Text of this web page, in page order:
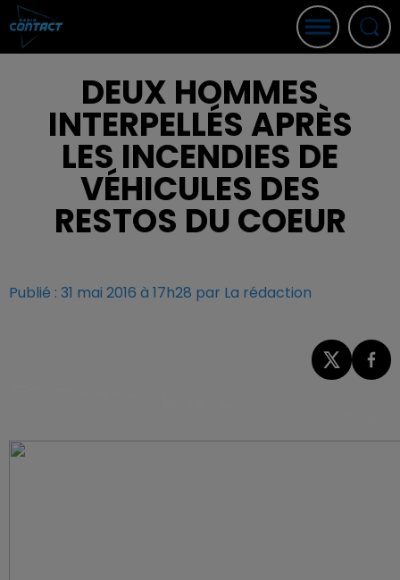
DEUX HOMMES
INTERPELLÉS APRÈS
LES INCENDIES DE
VÉHICULES DES
RESTOS DU COEUR
Publié : 31 mai 2016 à 17h28 par La rédaction